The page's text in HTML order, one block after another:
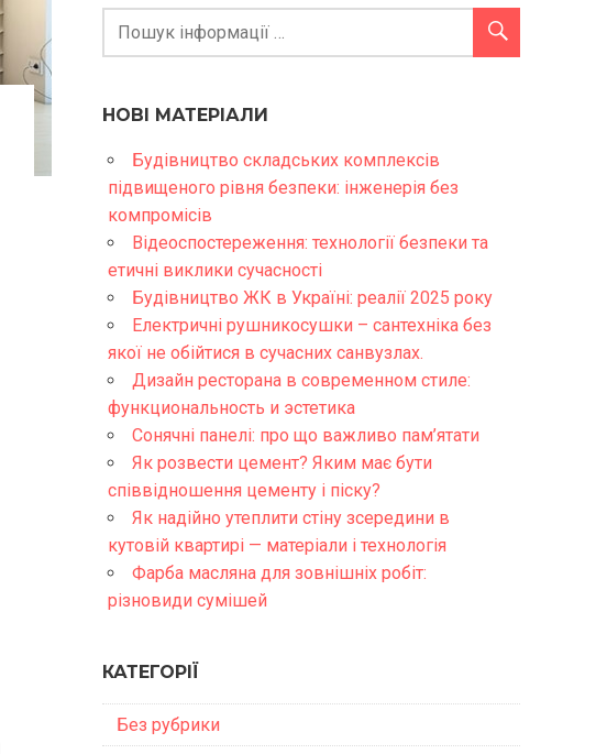
НОВІ МАТЕРІАЛИ
Будівництво складських комплексів
підвищеного рівня безпеки: інженерія без
компромісів
Відеоспостереження: технології безпеки та
етичні виклики сучасності
Будівництво ЖК в Україні: реалії 2025 року
Електричні рушникосушки – сантехніка без
якої не обійтися в сучасних санвузлах.
Дизайн ресторана в современном стиле:
функциональность и эстетика
Сонячні панелі: про що важливо пам’ятати
Як розвести цемент? Яким має бути
співвідношення цементу і піску?
Як надійно утеплити стіну зсередини в
кутовій квартирі — матеріали і технологія
Фарба масляна для зовнішніх робіт:
різновиди сумішей
КАТЕГОРІЇ
Без рубрики